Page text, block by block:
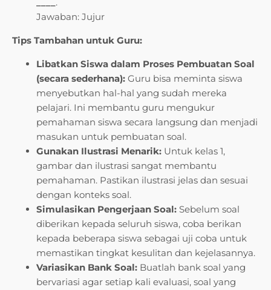
.
Jawaban: Jujur
Tips Tambahan untuk Guru:
Libatkan Siswa dalam Proses Pembuatan Soal
(secara sederhana): Guru bisa meminta siswa
menyebutkan hal-hal yang sudah mereka
pelajari. Ini membantu guru mengukur
pemahaman siswa secara langsung dan menjadi
masukan untuk pembuatan soal.
Gunakan Ilustrasi Menarik: Untuk kelas 1,
gambar dan ilustrasi sangat membantu
pemahaman. Pastikan ilustrasi jelas dan sesuai
dengan konteks soal.
Simulasikan Pengerjaan Soal: Sebelum soal
diberikan kepada seluruh siswa, coba berikan
kepada beberapa siswa sebagai uji coba untuk
memastikan tingkat kesulitan dan kejelasannya.
Variasikan Bank Soal: Buatlah bank soal yang
bervariasi agar setiap kali evaluasi, soal yang